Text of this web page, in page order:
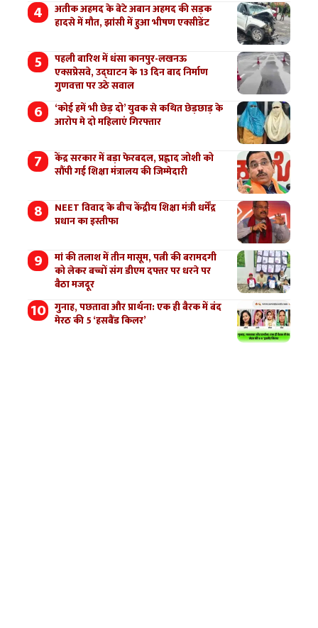
अतीक अहमद के बेटे अबान अहमद की सड़क
हादसे में मौत, झांसी में हुआ भीषण एक्सीडेंट
पहली बारिश में धंसा कानपुर-लखनऊ
एक्सप्रेसवे, उद्घाटन के 13 दिन बाद निर्माण
गुणवत्ता पर उठे सवाल
‘कोई हमें भी छेड़ दो’ युवक से कथित छेड़छाड़ के
आरोप मे दो महिलाएं गिरफ्तार
केंद्र सरकार में बड़ा फेरबदल, प्रह्लाद जोशी को
सौंपी गई शिक्षा मंत्रालय की जिम्मेदारी
NEET विवाद के बीच केंद्रीय शिक्षा मंत्री धर्मेंद्र
प्रधान का इस्तीफा
मां की तलाश में तीन मासूम, पत्नी की बरामदगी
को लेकर बच्चों संग डीएम दफ्तर पर धरने पर
बैठा मजदूर
गुनाह, पछतावा और प्रार्थना: एक ही बैरक में बंद
मेरठ की 5 ‘हसबैंड किलर’